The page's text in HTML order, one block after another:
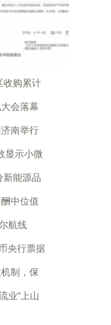
收购累计
会落幕
南举行
显示小微
新能源品
中位值
航线
央行票据
制，保
业“上山